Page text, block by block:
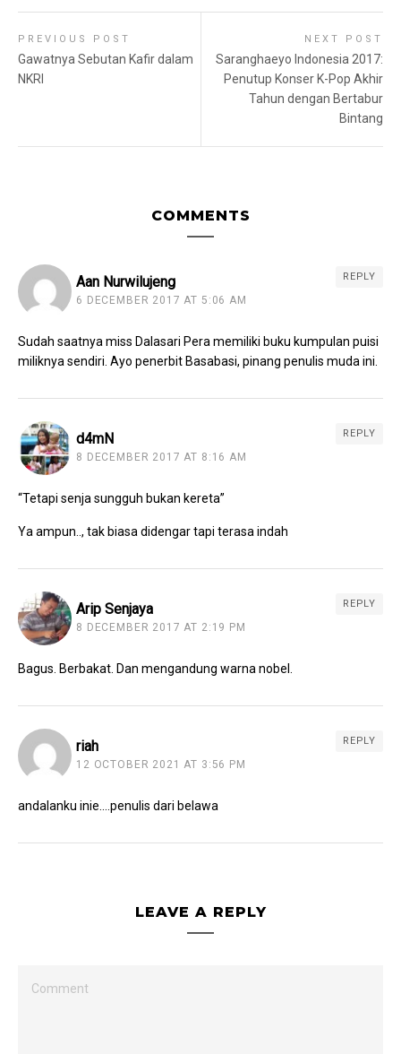
PREVIOUS POST
Gawatnya Sebutan Kafir dalam
NKRI
NEXT POST
Saranghaeyo Indonesia 2017:
Penutup Konser K-Pop Akhir
Tahun dengan Bertabur
Bintang
COMMENTS
Aan Nurwilujeng
6 DECEMBER 2017 AT 5:06 AM
REPLY
Sudah saatnya miss Dalasari Pera memiliki buku kumpulan puisi
miliknya sendiri. Ayo penerbit Basabasi, pinang penulis muda ini.
d4mN
8 DECEMBER 2017 AT 8:16 AM
REPLY
“Tetapi senja sungguh bukan kereta”
Ya ampun.., tak biasa didengar tapi terasa indah
Arip Senjaya
8 DECEMBER 2017 AT 2:19 PM
REPLY
Bagus. Berbakat. Dan mengandung warna nobel.
riah
12 OCTOBER 2021 AT 3:56 PM
REPLY
andalanku inie….penulis dari belawa
LEAVE A REPLY